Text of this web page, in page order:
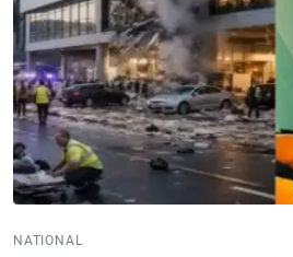
NATIONAL